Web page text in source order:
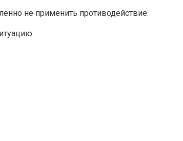
не применить противодействие.